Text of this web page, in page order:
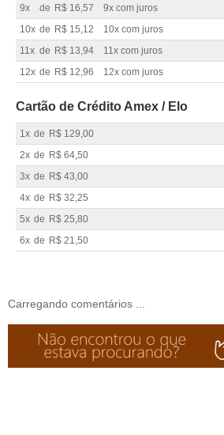
9x
de R$ 16,57 9x com juros
10x de R$ 15,12 10x com juros
11x de R$ 13,94 11x com juros
12x de R$ 12,96 12x com juros
Cartão de Crédito Amex / Elo
1x de R$ 129,00
2x de R$ 64,50
3x de R$ 43,00
4x de R$ 32,25
5x de R$ 25,80
6x de R$ 21,50
Carregando comentários ...